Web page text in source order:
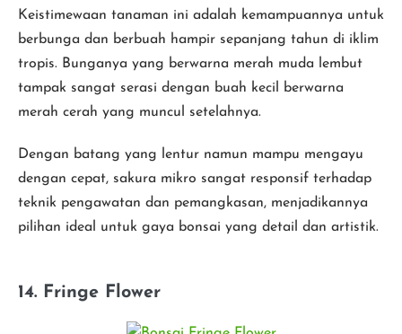
Keistimewaan tanaman ini adalah kemampuannya untuk
berbunga dan berbuah hampir sepanjang tahun di iklim
tropis. Bunganya yang berwarna merah muda lembut
tampak sangat serasi dengan buah kecil berwarna
merah cerah yang muncul setelahnya.
Dengan batang yang lentur namun mampu mengayu
dengan cepat, sakura mikro sangat responsif terhadap
teknik pengawatan dan pemangkasan, menjadikannya
pilihan ideal untuk gaya bonsai yang detail dan artistik.
14. Fringe Flower